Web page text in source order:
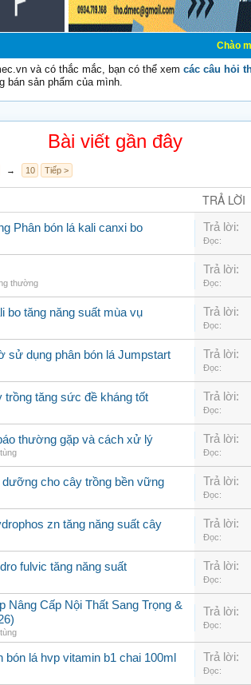
Chào mừng các
và có thắc mắc, bạn có thể xem các câu hỏi
bán sản phẩm của mình.
Bài viết gần đây
→ 10 Tiếp >
TRẢ LỜI
Phân bón lá kali canxi bo Trả lời:
Đọc:
thường
Trả lời:
Đọc:
bo tăng năng suất mùa vụ Trả lời:
Đọc:
sử dụng phân bón lá Jumpstart Trả lời:
Đọc:
trồng tăng sức đề kháng tốt Trả lời:
Đọc:
thường gặp và cách xử lý Trả lời:
Đọc:
dưỡng cho cây trồng bền vững Trả lời:
Đọc:
zn tăng năng suất cây Trả lời:
Đọc:
fulvic tăng năng suất Trả lời:
Đọc:
Nâng Cấp Nội Thất Sang Trọng &
Trả lời:
Đọc:
lá hvp vitamin b1 chai 100ml Trả lời:
Đọc: